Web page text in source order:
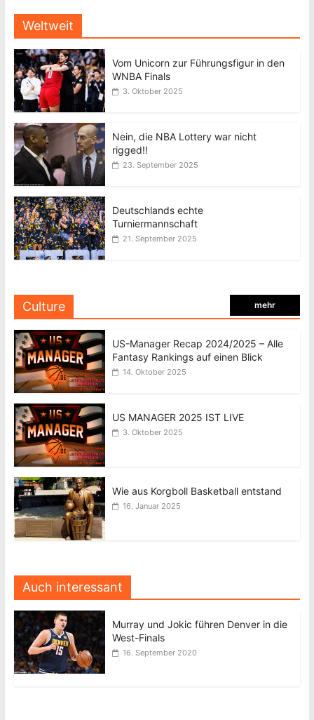
Weltweit
Vom Unicorn zur Führungsfigur in den
WNBA Finals
3. Oktober 2025
Nein, die NBA Lottery war nicht
rigged!!
23. September 2025
Deutschlands echte
Turniermannschaft
21. September 2025
Culture mehr
US-Manager Recap 2024/2025 – Alle
Fantasy Rankings auf einen Blick
14. Oktober 2025
US MANAGER 2025 IST LIVE
3. Oktober 2025
Wie aus Korgboll Basketball entstand
16. Januar 2025
Auch interessant
Murray und Jokic führen Denver in die
West-Finals
16. September 2020